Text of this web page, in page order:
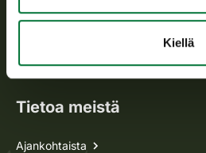
Kiellä
Metsästyskortti-asiat
Lupa-asiat
Tietoa meistä
Ajankohtaista